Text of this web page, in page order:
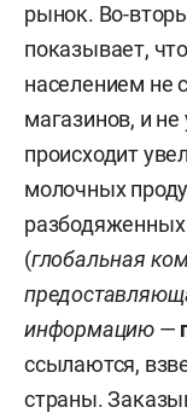
рынок. Во-
показывает,
населением не
магазинов, и
происходит
молочных
(глобальная
информацию —
ссылаются,
страны.